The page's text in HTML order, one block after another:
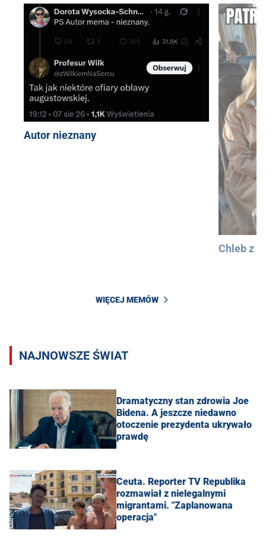
Autor nieznany
Chleb z
WIĘCEJ MEMÓW
NAJNOWSZE ŚWIAT
Dramatyczny stan zdrowia Joe
Bidena. A jeszcze niedawno
otoczenie prezydenta ukrywało
prawdę
Ceuta. Reporter TV Republika
rozmawiał z nielegalnymi
migrantami. "Zaplanowana
operacja"